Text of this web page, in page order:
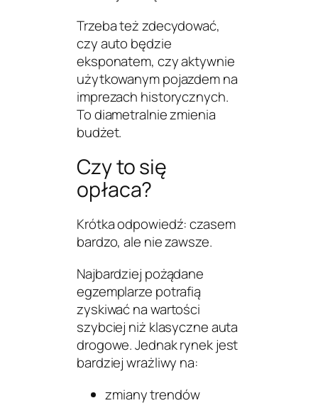
Trzeba też zdecydować,
czy auto będzie
eksponatem, czy aktywnie
użytkowanym pojazdem na
imprezach historycznych.
To diametralnie zmienia
budżet.
Czy to się
opłaca?
Krótka odpowiedź:czasem
bardzo, ale nie zawsze.
Najbardziej pożądane
egzemplarze potrafią
zyskiwać na wartości
szybciej niż klasyczne auta
drogowe. Jednak rynek jest
bardziej wrażliwy na:
zmiany trendów